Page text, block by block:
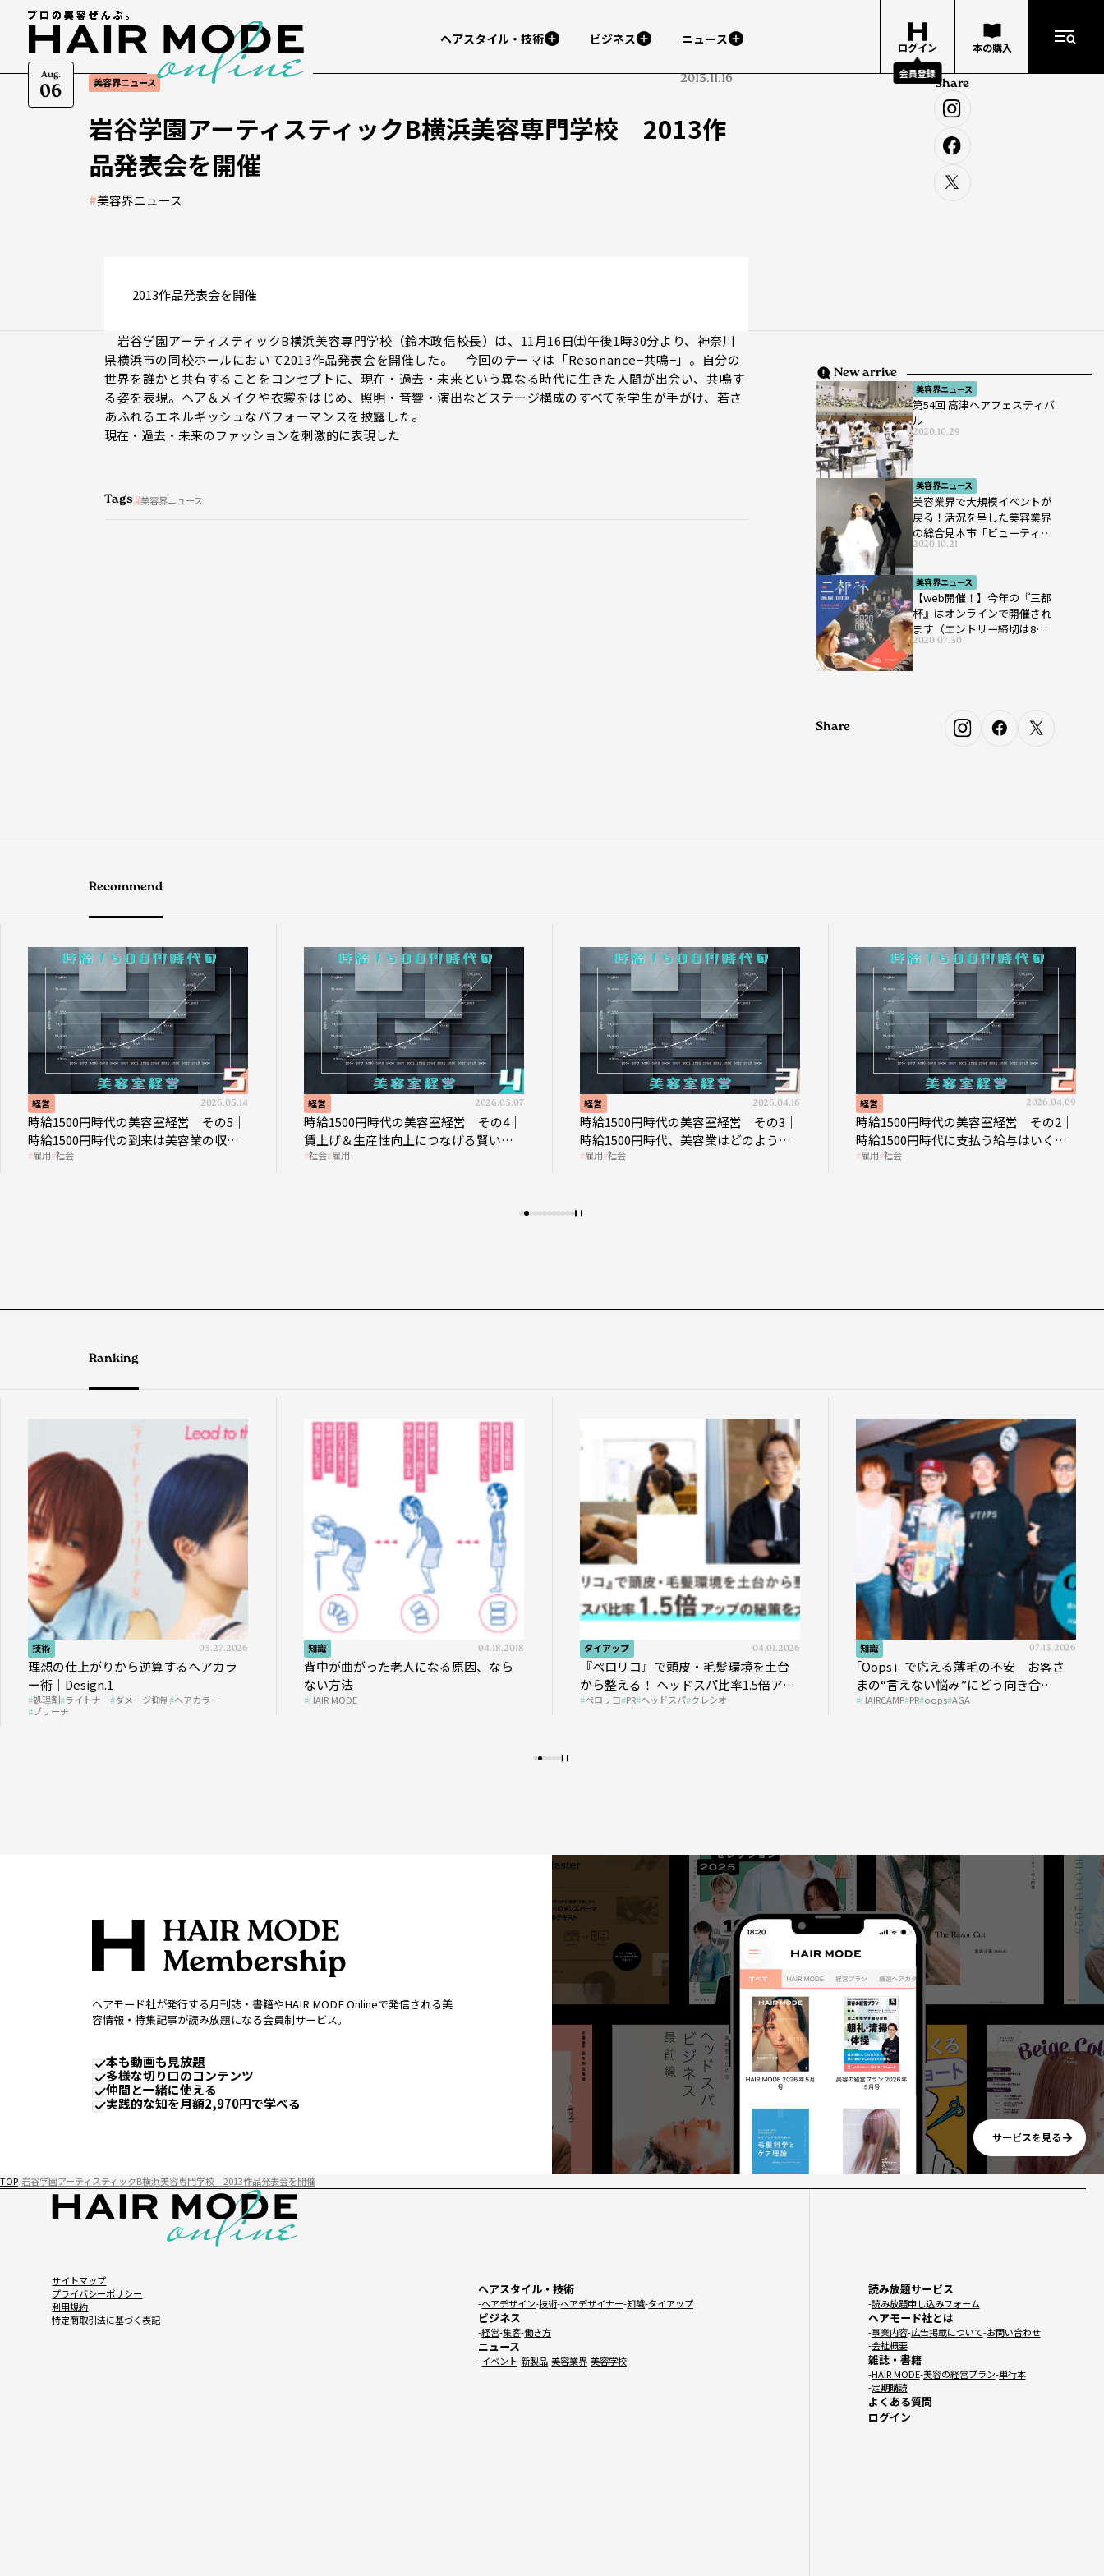
Aug.
06
ヘアスタイル・技術 ビジネス ニュース
ログイン
会員登録
本の購入
美容界ニュース 2013.11.16
岩谷学園アーティスティックB横浜美容専門学校 2013作
品発表会を開催
#美容界ニュース
Share
2013作品発表会を開催
岩谷学園アーティスティックB横浜美容専門学校（鈴木政信校長）は、11月16日㈯午後1時30分より、神奈川
県横浜市の同校ホールにおいて2013作品発表会を開催した。 今回のテーマは「Resonance−共鳴−」。自分の
世界を誰かと共有することをコンセプトに、現在・過去・未来という異なる時代に生きた人間が出会い、共鳴す
る姿を表現。ヘア＆メイクや衣裳をはじめ、照明・音響・演出などステージ構成のすべてを学生が手がけ、若さ
あふれるエネルギッシュなパフォーマンスを披露した。
現在・過去・未来のファッションを刺激的に表現した
Tags 美容界ニュース
New arrive
美容界ニュース
第54回 高津ヘアフェスティバ
ル
2020.10.29
美容界ニュース
美容業界で大規模イベントが
戻る！活況を呈した美容業界
の総合見本市「ビューティー
ワールド ジャパン ウエス
ト」が開催
2020.10.21
美容界ニュース
【web開催！】今年の『三都
杯』はオンラインで開催され
ます（エントリー締切は8月7
日まで）
2020.07.30
Share
Recommend
経営 2026.05.14
時給1500円時代の美容室経営 その5｜
時給1500円時代の到来は美容業の収益
構造を見直す契機
雇用 社会
経営 2026.05.07
時給1500円時代の美容室経営 その4｜
賃上げ＆生産性向上につなげる賢い助
成金活用
社会 雇用
経営 2026.04.16
時給1500円時代の美容室経営 その3｜
時給1500円時代、美容業はどのような
影響を受けるのか？
雇用 社会
経営 2026.04.09
時給1500円時代の美容室経営 その2｜
時給1500円時代に支払う給与はいくら
なのか
雇用 社会
Ranking
技術 03.27.2026
理想の仕上がりから逆算するヘアカラ
ー術｜Design.1
処理剤 ライトナー ダメージ抑制 ヘアカラー
ブリーチ
知識 04.18.2018
背中が曲がった老人になる原因、なら
ない方法
HAIR MODE
タイアップ 04.01.2026
『ペロリコ』で頭皮・毛髪環境を土台
から整える！ ヘッドスパ比率1.5倍アッ
プの秘策を大公開
ペロリコ PR ヘッドスパ クレシオ
知識 07.13.2026
｢Oops」で応える薄毛の不安 お客さ
まの“言えない悩み”にどう向き合
う？ ＃01
HAIRCAMP PR oops AGA
ヘアモード社が発行する月刊誌・書籍やHAIR MODE Onlineで発信される美
容情報・特集記事が読み放題になる会員制サービス。
本も動画も見放題
多様な切り口のコンテンツ
仲間と一緒に使える
実践的な知を月額2,970円で学べる
サービスを見る
TOP 岩谷学園アーティスティックB横浜美容専門学校 2013作品発表会を開催
サイトマップ
プライバシーポリシー
利用規約
特定商取引法に基づく表記
ヘアスタイル・技術
ヘアデザイン 技術 ヘアデザイナー 知識 タイアップ
ビジネス
経営 集客 働き方
ニュース
イベント 新製品 美容業界 美容学校
読み放題サービス
読み放題申し込みフォーム
ヘアモード社とは
事業内容 広告掲載について お問い合わせ
会社概要
雑誌・書籍
HAIR MODE 美容の経営プラン 単行本
定期購読
よくある質問
ログイン